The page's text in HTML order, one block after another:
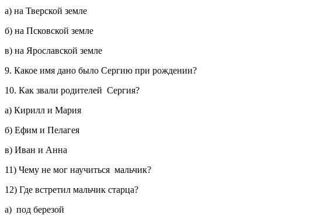
а) на Тверской земле
б) на Псковской земле
в) на Ярославской земле
9. Какое имя дано было Сергию при рождении?
10. Как звали родителей Сергия?
а) Кирилл и Мария
б) Ефим и Пелагея
в) Иван и Анна
11) Чему не мог научиться мальчик?
12) Где встретил мальчик старца?
а) под березой